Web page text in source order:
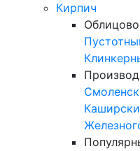
Кирпич